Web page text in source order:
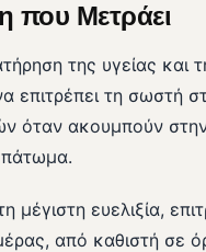
που Μετράει
της υγείας και
επιτρέπει τη σωστή
όταν ακουμπούν
πάτωμα.
ευελιξία,
από καθιστή σε